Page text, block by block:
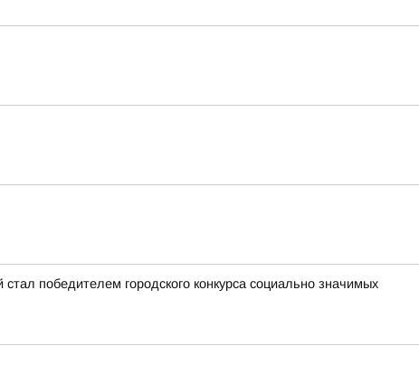
победителем городского конкурса социально значимых